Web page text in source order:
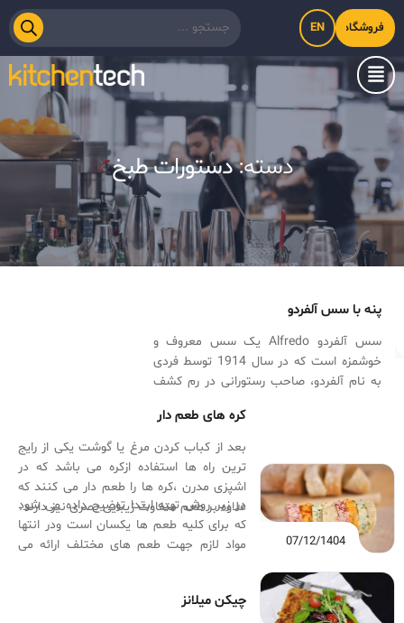
فروشگاه اینترنتی کیت‌لاین
EN
دسته:دستورات طبخ
پنه‌ با سس آلفردو
سس آلفردو Alfredo یک سس معروف و
خوشمزه است که در سال 1914 توسط فردی
به نام آلفردو، صاحب رستورانی در رم کشف
سرو می کردند اما در واقع برای انواع پاستا نیز
مناسب می باشد و در تهیه آن از کره و سس
کرم دار، پنیر پارمسان، فلفل سیاه و جوز
هندی استفاده می شود.
07/12/1404
کره های طعم دار
بعد از کباب کردن مرغ یا گوشت یکی از رایج
ترین راه ها استفاده ازکره می باشد که در
اشپزی مدرن ،کره ها را طعم دار می کنند که
علاوه بر طعم متفاوت زیبایی بصری نیز دارند.
در زیر روش تهیه ابتدا توضیح داده می شود
که برای کلیه طعم ها یکسان است ودر انتها
مواد لازم جهت طعم های مختلف ارائه می
چیکن میلانز